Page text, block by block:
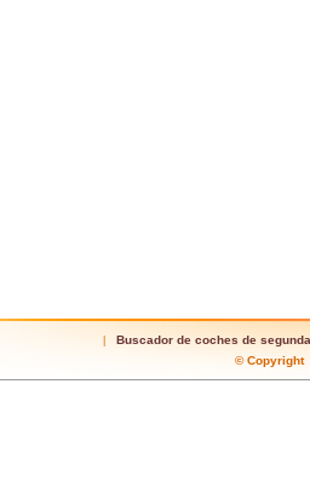
Buscador de coches de
©